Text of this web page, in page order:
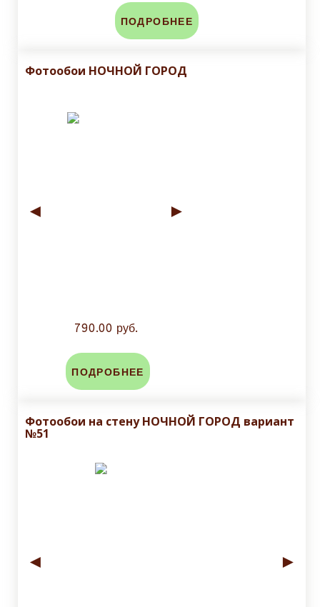
ПОДРОБНЕЕ
Фотообои НОЧНОЙ ГОРОД
◄ ►
790.00 руб.
ПОДРОБНЕЕ
Фотообои на стену НОЧНОЙ ГОРОД вариант
№51
◄ ►